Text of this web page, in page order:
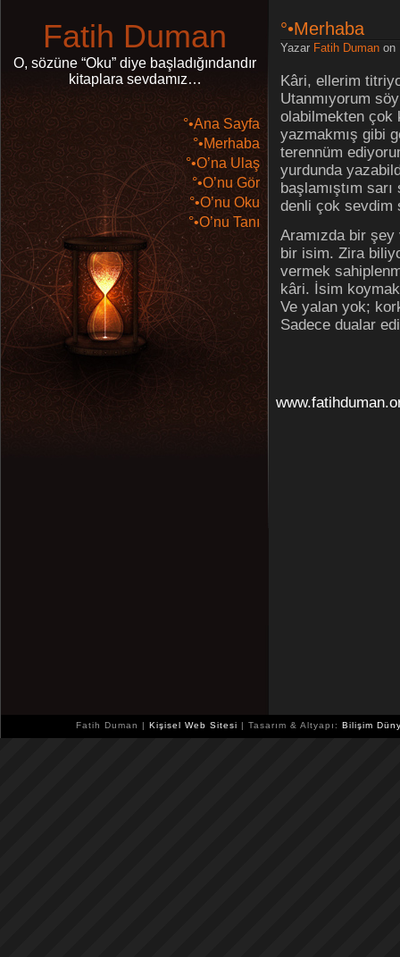
Fatih Duman
O, sözüne “Oku” diye başladığındandır
kitaplara sevdamız…
°•Ana Sayfa
°•Merhaba
°•O’na Ulaş
°•O’nu Gör
°•O’nu Oku
°•O’nu Tanı
°•Merhaba
Yazar Fatih Duman on
Kâri, ellerim
Utanmıyorum
olabilmekten çok
yazmakmış gibi
terennüm
yurdunda
başlamıştım
denli çok sevdim
Aramızda bir
bir isim. Zira
vermek
kâri. İsim
Ve yalan yok;
Sadece dualar
Fatih Duman | Kişisel Web Sitesi | Tasarım & Altyapı: Bilişim